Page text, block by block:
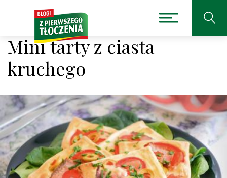
Mini tarty z ciasta
kruchego